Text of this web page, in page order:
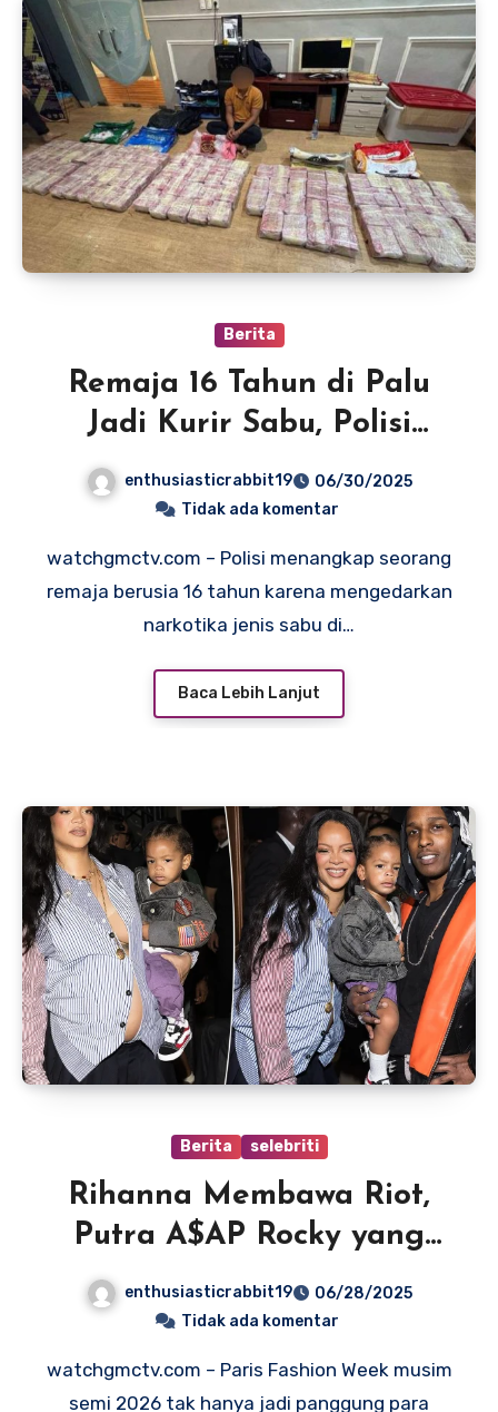
Berita
Remaja 16 Tahun di Palu
Jadi Kurir Sabu, Polisi
Tangkap Saat Transaksi
enthusiasticrabbit19
06/30/2025
Tidak ada komentar
watchgmctv.com – Polisi menangkap seorang
remaja berusia 16 tahun karena mengedarkan
narkotika jenis sabu di…
Baca Lebih Lanjut
Berita selebriti
Rihanna Membawa Riot,
Putra A$AP Rocky yang
Berusia 2 Tahun, ke
Pertunjukan Busana
Pertamanya
enthusiasticrabbit19
06/28/2025
Tidak ada komentar
watchgmctv.com – Paris Fashion Week musim
semi 2026 tak hanya jadi panggung para